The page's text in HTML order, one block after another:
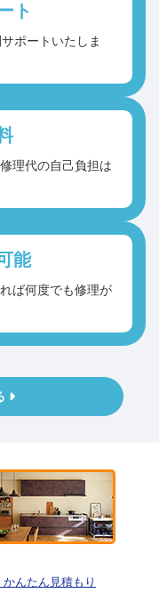
ト
ポートいたしま
理代の自己負担は
能
ば何度でも修理が